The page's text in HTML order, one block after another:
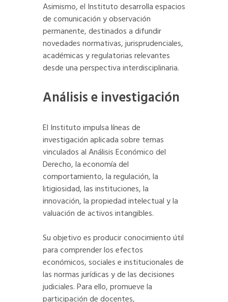
Asimismo, el Instituto desarrolla espacios
de comunicación y observación
permanente, destinados a difundir
novedades normativas, jurisprudenciales,
académicas y regulatorias relevantes
desde una perspectiva interdisciplinaria.
Análisis e investigación
El Instituto impulsa líneas de
investigación aplicada sobre temas
vinculados al Análisis Económico del
Derecho, la economía del
comportamiento, la regulación, la
litigiosidad, las instituciones, la
innovación, la propiedad intelectual y la
valuación de activos intangibles.
Su objetivo es producir conocimiento útil
para comprender los efectos
económicos, sociales e institucionales de
las normas jurídicas y de las decisiones
judiciales. Para ello, promueve la